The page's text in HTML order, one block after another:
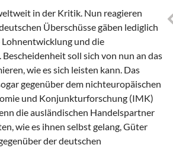
in der Kritik. Nun reagieren
Überschüsse gäben lediglich
und die
soll sich von nun an das
wie es sich leisten kann. Das
gegenüber dem nichteuropäischen
und Konjunkturforschung (IMK)
die ausländischen Handelspartner
wie es ihnen selbst gelang, Güter
der deutschen